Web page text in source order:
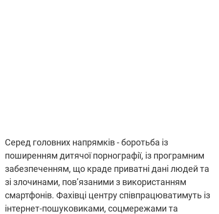
Серед головних напрямків - боротьба із
поширенням дитячої порнографії, із програмним
забезпеченням, що краде приватні дані людей та
зі злочинами, пов’язаними з використанням
смартфонів. Фахівці центру співпрацюватимуть із
інтернет-пошуковиками, соцмережами та